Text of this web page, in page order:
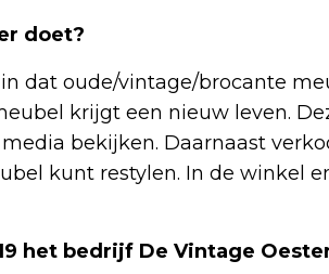
doet?
dat oude/vintage/brocante
krijgt een nieuw leven.
bekijken. Daarnaast
kunt restylen. In de winkel
het bedrijf De Vintage